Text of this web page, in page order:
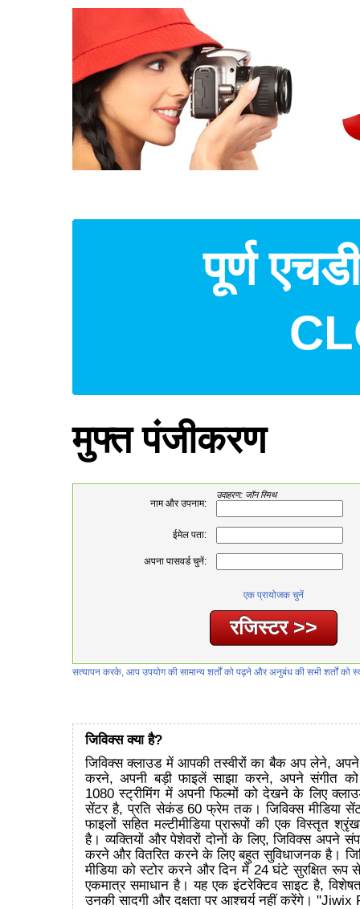
पूर्ण
मुफ्त पंजीकरण
नाम और उपनाम:
उदाहरण: जॉन स्मिथ
ईमेल पता:
अपना पासवर्ड चुनें:
एक प्रायोजक चुनें
सत्यापन करके, आप उपयोग की सामान्य शर्तों को पढ़ने और अनुबंध की सभी शर्तों को
जिविक्स क्या है?
जिविक्स क्लाउड में आपकी तस्वीरों का बैक अप लेने, अपने
करने, अपनी बड़ी फाइलें साझा करने, अपने संगीत
1080 स्ट्रीमिंग में अपनी फिल्मों को देखने के लिए
सेंटर है, प्रति सेकंड 60 फ्रेम तक। जिविक्स मीडिया
फाइलों सहित मल्टीमीडिया प्रारूपों की एक विस्तृत
है। व्यक्तियों और पेशेवरों दोनों के लिए, जिविक्स अपने
करने और वितरित करने के लिए बहुत सुविधाजनक है।
मीडिया को स्टोर करने और दिन में 24 घंटे सुरक्षित
एकमात्र समाधान है। यह एक इंटरेक्टिव साइट है,
उनकी सादगी और दक्षता पर आश्चर्य नहीं करेंगे। "Jiwix